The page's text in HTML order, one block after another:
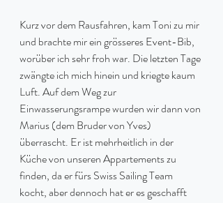
Kurz vor dem Rausfahren, kam Toni zu mir
und brachte mir ein grösseres Event-Bib,
worüber ich sehr froh war. Die letzten Tage
zwängte ich mich hinein und kriegte kaum
Luft. Auf dem Weg zur
Einwasserungsrampe wurden wir dann von
Marius (dem Bruder von Yves)
überrascht. Er ist mehrheitlich in der
Küche von unseren Appartements zu
finden, da er fürs Swiss Sailing Team
kocht, aber dennoch hat er es geschafft